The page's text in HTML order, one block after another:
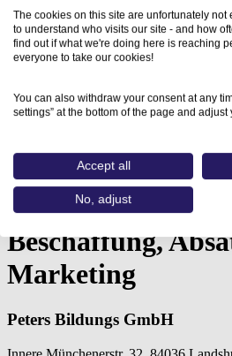
Aus- und Weiterbildungen
Ausbildung zur Fachkraft
Ausbildung zur
Beschaffung,
Marketing
Peters Bildungs GmbH
The cookies on this site are unfortunately not
to understand who visits our site - and how
find out if what we're doing here is reaching
everyone to take our cookies!
You can also withdraw your consent at any
settings” at the bottom of the page and adjust
Accept all
No, adjust